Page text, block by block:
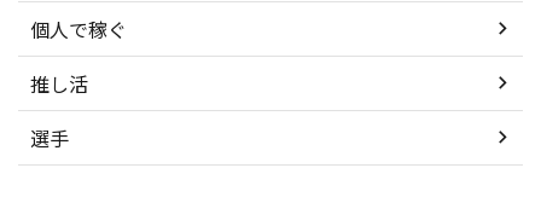
個人で稼ぐ
推し活
選手